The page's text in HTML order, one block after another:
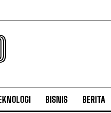
BISNIS BERITA